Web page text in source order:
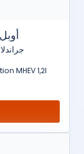
أوبل
MHEV 1,2l